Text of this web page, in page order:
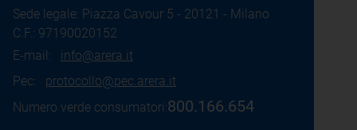
Sede legale: Piazza Cavour 5 - 20121 - Milano
C.F.: 97190020152
E-mail: info@arera.it
Pec: protocollo@pec.arera.it
Numero verde consumatori:800.166.654